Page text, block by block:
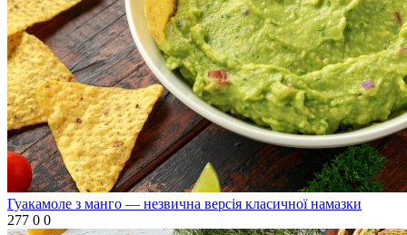
Гуакамоле з манго — незвична версія класичної намазки
277 0 0